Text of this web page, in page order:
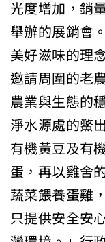
光度增加，銷
舉辦的展銷會
美好滋味的理
邀請周圍的老
農業與生態的
淨水源處的鱉
有機黃豆及有
蛋，再以雞舍
蔬菜餵養蛋雞
只提供安全安